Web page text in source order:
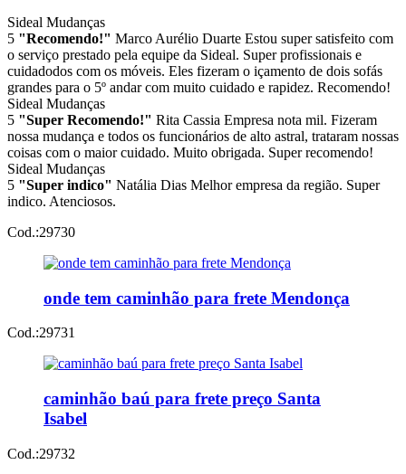
Sideal Mudanças
5 "Recomendo!" Marco Aurélio Duarte Estou super satisfeito com
o serviço prestado pela equipe da Sideal. Super profissionais e
cuidadodos com os móveis. Eles fizeram o içamento de dois sofás
grandes para o 5º andar com muito cuidado e rapidez. Recomendo!
Sideal Mudanças
5 "Super Recomendo!" Rita Cassia Empresa nota mil. Fizeram
nossa mudança e todos os funcionários de alto astral, trataram nossas
coisas com o maior cuidado. Muito obrigada. Super recomendo!
Sideal Mudanças
5 "Super indico" Natália Dias Melhor empresa da região. Super
indico. Atenciosos.
Cod.:29730
onde tem caminhão para frete Mendonça
Cod.:29731
caminhão baú para frete preço Santa
Isabel
Cod.:29732